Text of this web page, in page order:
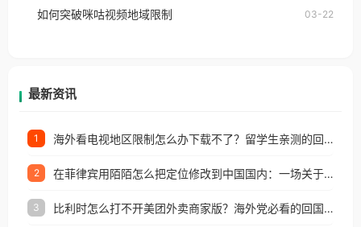
户收听网易云音乐地区版权限制」的问题，无论人在
如何突破咪咕视频地域限制 03-22
最新资讯
1 海外看电视地区限制怎么办下载不了？留学生亲测的回国加速方案（附2026世界杯观赛技巧）
2 在菲律宾用陌陌怎么把定位修改到中国国内：一场关于归属感与连接的探索
3 比利时怎么打不开美团外卖商家版？海外党必看的回国加速全攻略